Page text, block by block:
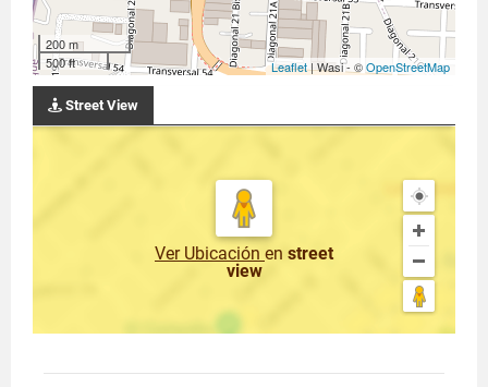
200 m
500 ft
Leaflet| Wasi - ©OpenStreetMap
Street View
Ver Ubicación en street
view